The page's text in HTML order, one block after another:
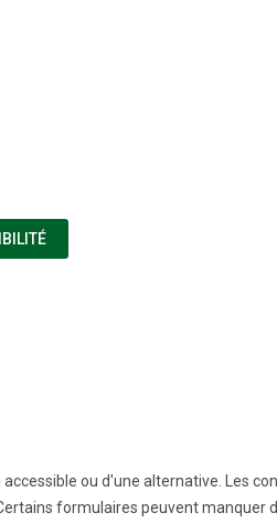
(NOUVELLE FENÊTRE)
ou d'une alternative. Les
formulaires peuvent manquer